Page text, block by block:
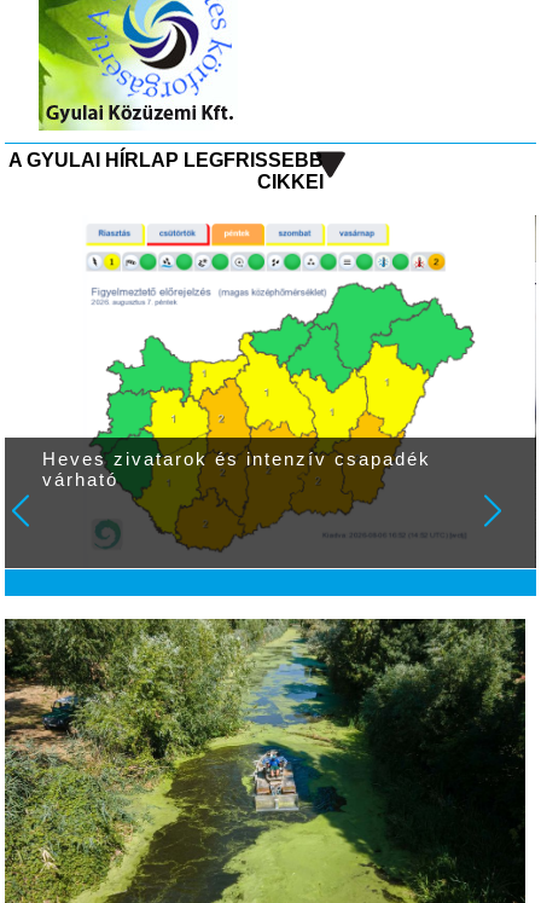
A GYULAI HÍRLAP LEGFRISSEBB
CIKKEI
Heves zivatarok és intenzív csapadék
várható